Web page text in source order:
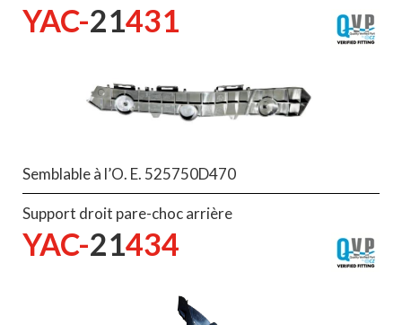
YAC-21431
Semblable à l’O. E. 525750D470
Support droit pare-choc arrière
YAC-21434